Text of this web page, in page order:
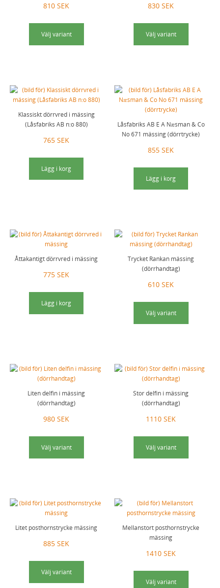
810 SEK
Välj variant
830 SEK
Välj variant
Klassiskt dörrvred i mässing
(Låsfabriks AB n:o 880)
765 SEK
Lägg i korg
Låsfabriks AB E A Næsman & Co
No 671 mässing (dörrtrycke)
855 SEK
Lägg i korg
Åttakantigt dörrvred i mässing
775 SEK
Lägg i korg
Trycket Rankan mässing
(dörrhandtag)
610 SEK
Välj variant
Liten delfin i mässing
(dörrhandtag)
980 SEK
Välj variant
Stor delfin i mässing
(dörrhandtag)
1110 SEK
Välj variant
Litet posthornstrycke mässing
885 SEK
Välj variant
Mellanstort posthornstrycke
mässing
1410 SEK
Välj variant